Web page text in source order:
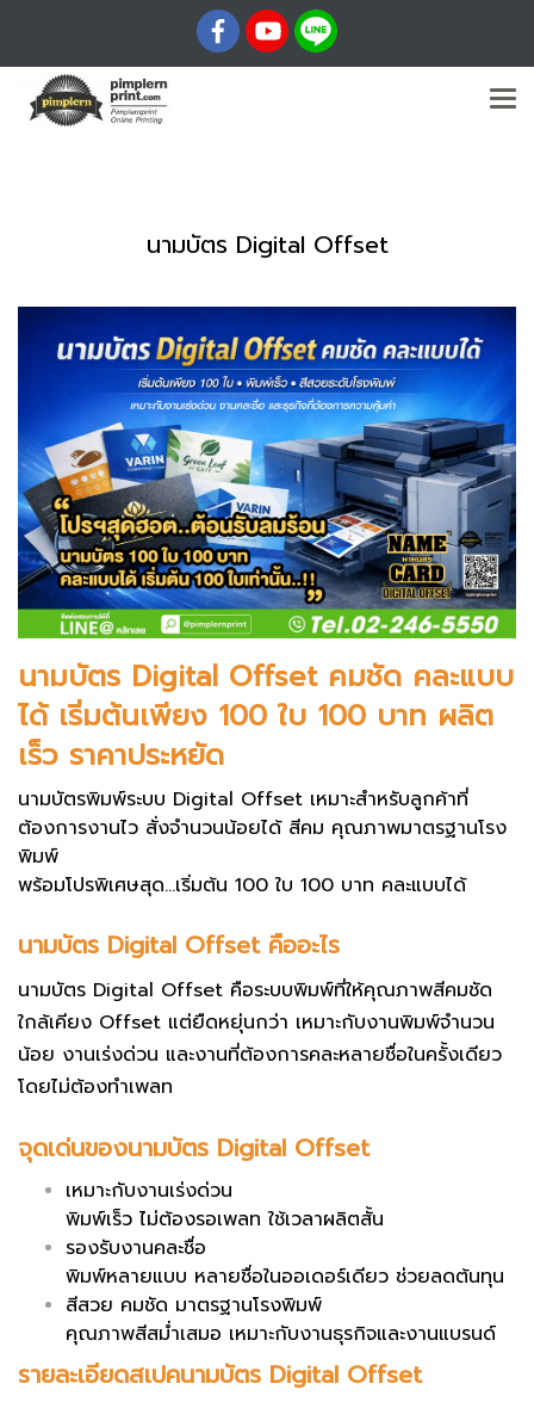
นามบัตร Digital Offset
นามบัตร Digital Offset คมชัด คละแบบ
ได้ เริ่มต้นเพียง 100 ใบ 100 บาท ผลิต
เร็ว ราคาประหยัด
นามบัตรพิมพ์ระบบ Digital Offset เหมาะสำหรับลูกค้าที่
ต้องการงานไว สั่งจำนวนน้อยได้ สีคม คุณภาพมาตรฐานโรง
พิมพ์
พร้อมโปรพิเศษสุด...เริ่มต้น 100 ใบ 100 บาท คละแบบได้
นามบัตร Digital Offset คืออะไร
นามบัตร Digital Offset คือระบบพิมพ์ที่ให้คุณภาพสีคมชัด
ใกล้เคียง Offset แต่ยืดหยุ่นกว่า เหมาะกับงานพิมพ์จำนวน
น้อย งานเร่งด่วน และงานที่ต้องการคละหลายชื่อในครั้งเดียว
โดยไม่ต้องทำเพลท
จุดเด่นของนามบัตร Digital Offset
เหมาะกับงานเร่งด่วน
พิมพ์เร็ว ไม่ต้องรอเพลท ใช้เวลาผลิตสั้น
รองรับงานคละชื่อ
พิมพ์หลายแบบ หลายชื่อในออเดอร์เดียว ช่วยลดต้นทุน
สีสวย คมชัด มาตรฐานโรงพิมพ์
คุณภาพสีสม่ำเสมอ เหมาะกับงานธุรกิจและงานแบรนด์
รายละเอียดสเปคนามบัตร Digital Offset